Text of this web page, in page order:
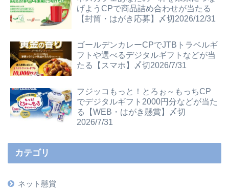
げようCPで商品詰め合わせが当たる
【封筒・はがき応募】〆切2026/12/31
ゴールデンカレーCPでJTBトラベルギ
フトや選べるデジタルギフトなどが当
たる【スマホ】〆切2026/7/31
フジッコもっと！とろぉ～もっちCP
でデジタルギフト2000円分などが当た
る【WEB・はがき懸賞】〆切
2026/7/31
カテゴリ
ネット懸賞